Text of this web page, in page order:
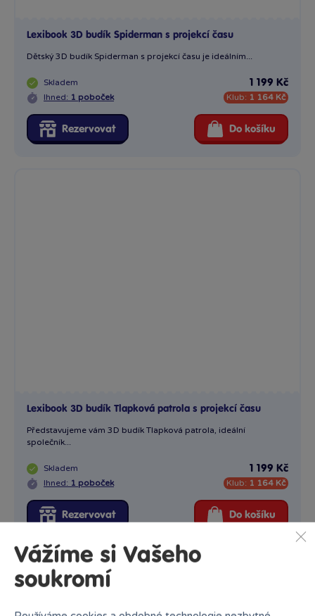
Lexibook 3D budík Spiderman s projekcí času
Dětský 3D budík Spiderman s projekcí času je ideálním...
Skladem
Ihned: 1 poboček
1 199 Kč
Klub: 1 164 Kč
Rezervovat Do košíku
Lexibook 3D budík Tlapková patrola s projekcí času
Představujeme vám 3D budík Tlapková patrola, ideální
společník...
Skladem
Ihned: 1 poboček
1 199 Kč
Klub: 1 164 Kč
Rezervovat Do košíku
Vážíme si Vašeho
soukromí